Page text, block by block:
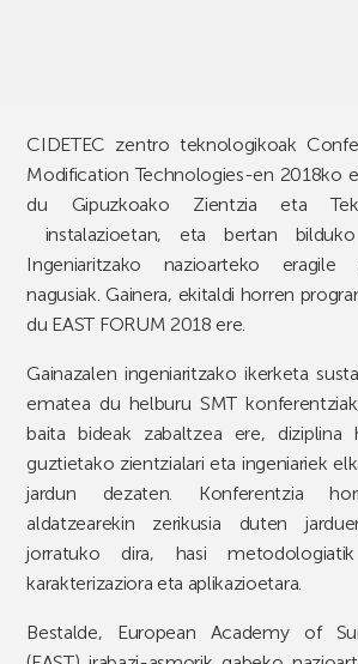
CIDETEC zentro teknologikoak
Modification Technologies-en 2018ko
du Gipuzkoako Zientzia eta
instalazioetan, eta bertan
Ingeniaritzako nazioarteko eragile
nagusiak. Gainera, ekitaldi horren
du EAST FORUM 2018 ere.
Gainazalen ingeniaritzako ikerketa
ematea du helburu SMT
baita bideak zabaltzea ere,
guztietako zientzialari eta ingeniariek
jardun dezaten. Konferentzia
aldatzearekin zerikusia duten
jorratuko dira, hasi
karakterizaziora eta aplikazioetara.
Bestalde, European Academy of